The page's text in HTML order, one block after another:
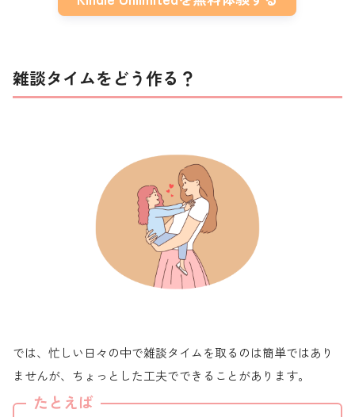
雑談タイムをどう作る？
では、忙しい日々の中で雑談タイムを取るのは簡単ではあり
ませんが、ちょっとした工夫でできることがあります。
たとえば